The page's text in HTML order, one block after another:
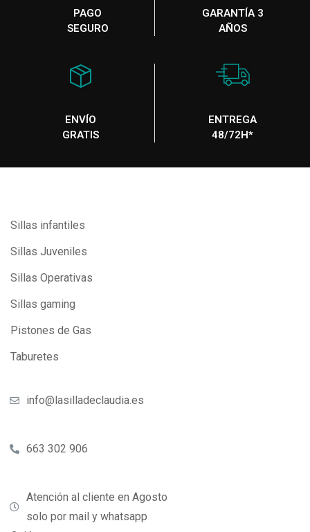
ENVÍO
GRATIS
PAGO
SEGURO
ENTREGA
48/72H*
GARANTÍA 3
AÑOS
Sillas infantiles
Sillas Juveniles
Sillas Operativas
Sillas gaming
Pistones de Gas
Taburetes
info@lasilladeclaudia.es
663 302 906
Atención al cliente en Agosto
solo por mail y whatsapp